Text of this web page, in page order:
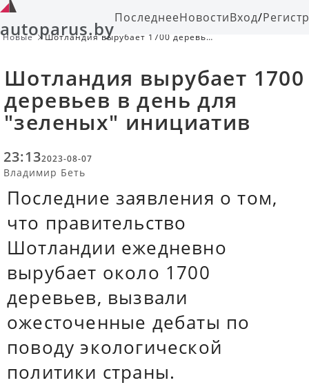
autoparus.byПоследнееНовостиВход/
Новые
Шотландия вырубает 1700 деревьев
Шотландия вырубает 1700
деревьев в день для
"зеленых" инициатив
23:132023-08-07
Владимир Беть
Последние заявления о том,
что правительство
Шотландии ежедневно
вырубает около 1700
деревьев, вызвали
ожесточенные дебаты по
поводу экологической
политики страны.